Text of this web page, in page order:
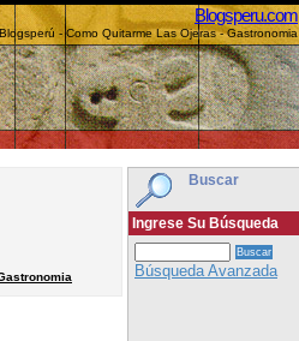
Blogsperu.com
Blogsperú - Como Quitarme Las Ojeras - Gastronomia
Buscar
Ingrese Su Búsqueda
Búsqueda Avanzada